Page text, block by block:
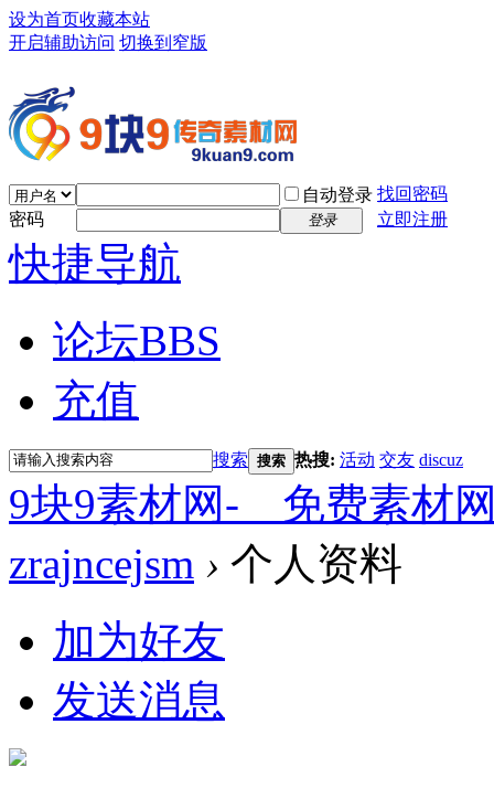
设为首页收藏本站
开启辅助访问 切换到窄版
自动登录 找回密码
密码
登录 立即注册
快捷导航
论坛BBS
充值
搜索 搜索 热搜: 活动 交友 discuz
9块9素材网-＿免费素材
zrajncejsm › 个人资料
加为好友
发送消息